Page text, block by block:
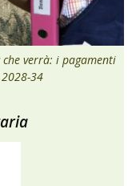
che verrà: i pagamenti
34